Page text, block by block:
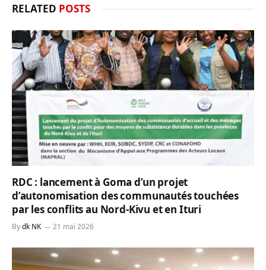
RELATED POSTS
RDC : lancement à Goma d’un projet
d’autonomisation des communautés touchées
par les conflits au Nord-Kivu et en Ituri
Bydk NK 21 mai 2026